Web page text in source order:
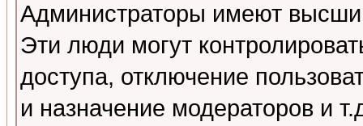
Администраторы имеют
Эти люди могут
доступа, отключение
и назначение модераторов и